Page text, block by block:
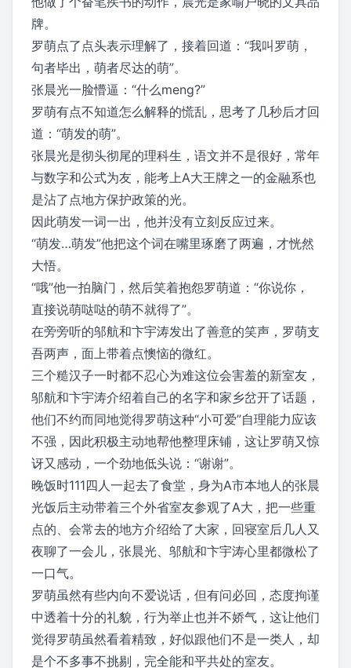
牌。
罗萌点了点头表示理解了，接着回道：“我叫罗萌，
句者毕出，萌者尽达的萌”。
张晨光一脸懵逼：“什么meng?”
罗萌有点不知道怎么解释的慌乱，思考了几秒后才回
道：“萌发的萌”。
张晨光是彻头彻尾的理科生，语文并不是很好，常年
与数字和公式为友，能考上A大王牌之一的金融系也
是沾了点地方保护政策的光。
因此萌发一词一出，他并没有立刻反应过来。
“萌发…萌发”他把这个词在嘴里琢磨了两遍，才恍然
大悟。
“哦”他一拍脑门，然后笑着抱怨罗萌道：“你说你，
直接说萌哒哒的萌不就得了”。
在旁旁听的邬航和卞宇涛发出了善意的笑声，罗萌支
吾两声，面上带着点懊恼的微红。
三个糙汉子一时都不忍心为难这位会害羞的新室友，
邬航和卞宇涛介绍着自己的名字和家乡岔开了话题，
他们不约而同地觉得罗萌这种“小可爱”自理能力应该
不强，因此积极主动地帮他整理床铺，这让罗萌又惊
讶又感动，一个劲地低头说：“谢谢”。
晚饭时111四人一起去了食堂，身为A市本地人的张晨
光饭后主动带着三个外省室友参观了A大，把一些重
点的、会常去的地方介绍给了大家，回寝室后几人又
夜聊了一会儿，张晨光、邬航和卞宇涛心里都微松了
一口气。
罗萌虽然有些内向不爱说话，但有问必回，态度拘谨
中透着十分的礼貌，行为举止也并不娇气，这让他们
觉得罗萌虽然看着精致，好似跟他们不是一类人，却
是个不多事不挑剔，完全能和平共处的室友。